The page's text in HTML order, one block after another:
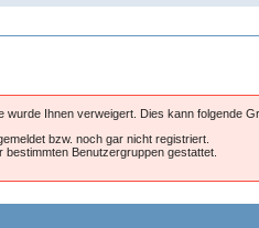
wurde Ihnen verweigert. Dies kann folgende
bzw. noch gar nicht registriert.
bestimmten Benutzergruppen gestattet.